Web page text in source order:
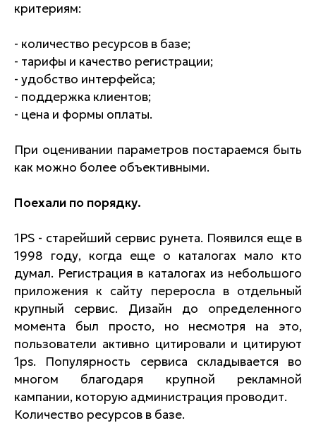
критериям:
- количество ресурсов в базе;
- тарифы и качество регистрации;
- удобство интерфейса;
- поддержка клиентов;
- цена и формы оплаты.
При оценивании параметров постараемся быть
как можно более объективными.
Поехали по порядку.
1PS - старейший сервис рунета. Появился еще в
1998 году, когда еще о каталогах мало кто
думал. Регистрация в каталогах из небольшого
приложения к сайту переросла в отдельный
крупный сервис. Дизайн до определенного
момента был просто, но несмотря на это,
пользователи активно цитировали и цитируют
1ps. Популярность сервиса складывается во
многом благодаря крупной рекламной
кампании, которую администрация проводит.
Количество ресурсов в базе.